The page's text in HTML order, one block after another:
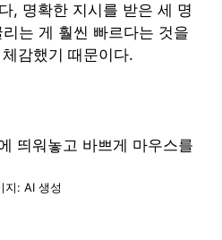
, 명확한 지시를 받은 세 명
는 게 훨씬 빠르다는 것을
감했기 때문이다.
지: AI 생성